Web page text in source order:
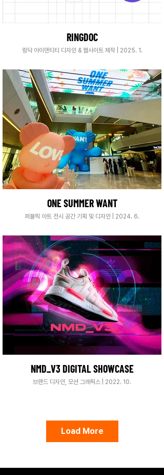
RINGDOC
링닥 아이덴티티 디자인 & 웹사이트 제작 | 2025. 1.
ONE SUMMER WANT
퍼블릭 아트 전시 공간 기획 및 디자인 | 2024. 6.
NMD_V3 DIGITAL SHOWCASE
브랜드 디자인, 모션 그래픽스 | 2022. 10.
Load More